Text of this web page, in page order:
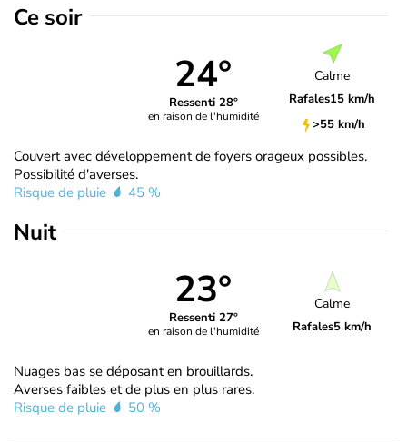
Ce soir
24°
Ressenti 28°
en raison de l'humidité
Calme
Rafales15 km/h
>55 km/h
Couvert avec développement de foyers orageux possibles.
Possibilité d'averses.
Risque de pluie
45 %
Nuit
23°
Ressenti 27°
en raison de l'humidité
Calme
Rafales5 km/h
Nuages bas se déposant en brouillards.
Averses faibles et de plus en plus rares.
Risque de pluie
50 %